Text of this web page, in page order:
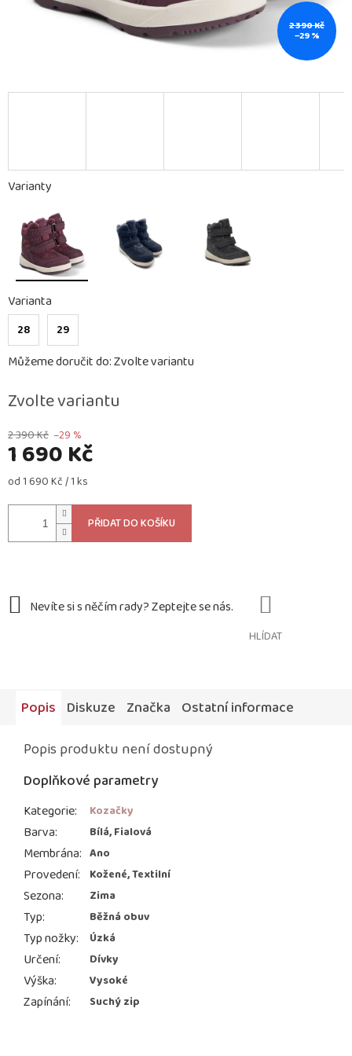
2 390 Kč
–29 %
2 390 Kč –29 %
1 690 Kč
Měrná
od 1 690 Kč / 1 ks
Zvolte variantu
Varianty
Varianta
28 29
Můžeme doručit do:Zvolte variantu
PŘIDAT DO KOŠÍKU
HLÍDAT
Popis Diskuze Značka Ostatní informace
Popis produktu není dostupný
Doplňkové parametry
Kategorie: Kozačky
Barva: Bílá, Fialová
Membrána: Ano
Provedení: Kožené, Textilní
Sezona: Zima
Typ: Běžná obuv
Typ nožky: Úzká
Určení: Dívky
Výška: Vysoké
Zapínání: Suchý zip